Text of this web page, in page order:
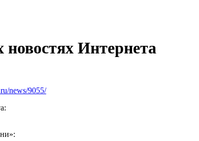
Интернета
news/9055/